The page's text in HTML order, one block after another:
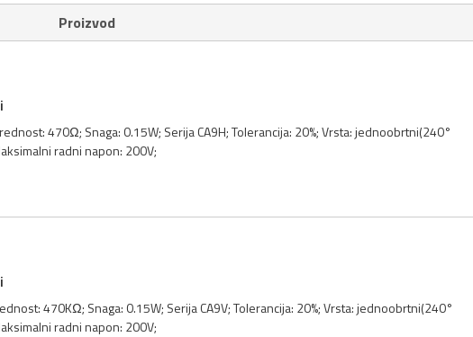
Proizvod
470Ω; Snaga: 0.15W; Serija CA9H; Tolerancija: 20%; Vrsta: jednoobrtni(240°
radni napon: 200V;
470KΩ; Snaga: 0.15W; Serija CA9V; Tolerancija: 20%; Vrsta: jednoobrtni(240°
radni napon: 200V;